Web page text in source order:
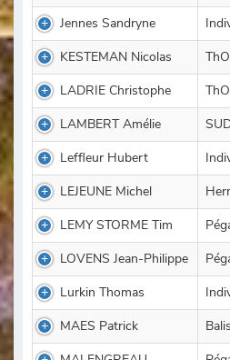
Jennes Sandryne
KESTEMAN Nicolas
LADRIE Christophe
LAMBERT Amélie
Leffleur Hubert
LEJEUNE Michel
LEMY STORME Tim
LOVENS Jean-Philippe
Lurkin Thomas
MAES Patrick